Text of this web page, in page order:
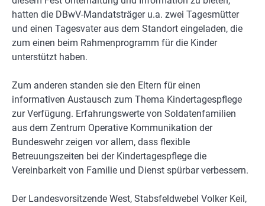
hatten die DBwV-Mandatsträger u.a. zwei Tagesmütter
und einen Tagesvater aus dem Standort eingeladen, die
zum einen beim Rahmenprogramm für die Kinder
unterstützt haben.
Zum anderen standen sie den Eltern für einen
informativen Austausch zum Thema Kindertagespflege
zur Verfügung. Erfahrungswerte von Soldatenfamilien
aus dem Zentrum Operative Kommunikation der
Bundeswehr zeigen vor allem, dass flexible
Betreuungszeiten bei der Kindertagespflege die
Vereinbarkeit von Familie und Dienst spürbar verbessern.
Der Landesvorsitzende West, Stabsfeldwebel Volker Keil,